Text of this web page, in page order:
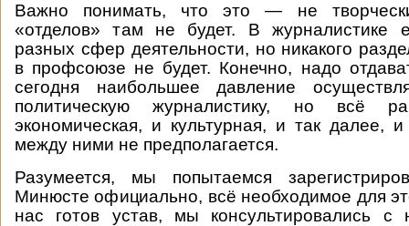
Важно понимать, что это — не
«отделов» там не будет. В журналистике
разных сфер деятельности, но никакого
в профсоюзе не будет. Конечно, надо
сегодня наибольшее давление
политическую журналистику, но всё
экономическая, и культурная, и так далее,
между ними не предполагается.
Разумеется, мы попытаемся
Минюсте официально, всё необходимое для
нас готов устав, мы консультировались